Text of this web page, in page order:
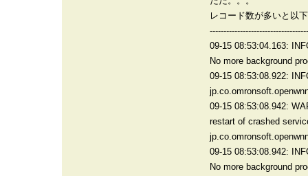
レコード数が多いと以
09-15 08:53:04.163:
No more background
09-15 08:53:08.922:
09-15 08:53:08.942:
restart of crashed
09-15 08:53:08.942:
No more background